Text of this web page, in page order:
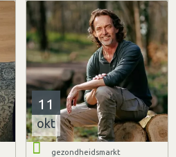
11
okt
gezondheidsmarkt